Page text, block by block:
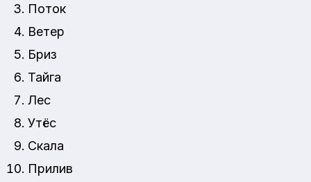
Поток
Ветер
Бриз
Тайга
Лес
Утёс
Скала
Прилив